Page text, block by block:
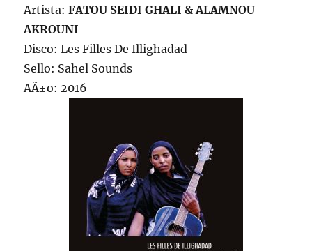
Artista:FATOU SEIDI GHALI & ALAMNOU
AKROUNI
Disco: Les Filles De Illighadad
Sello: Sahel Sounds
AÃ±o: 2016